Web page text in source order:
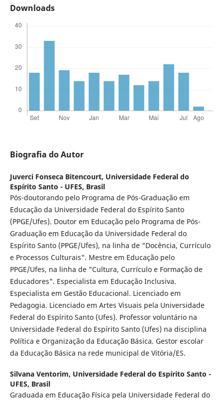
Downloads
Biografia do Autor
Juverci Fonseca Bitencourt, Universidade Federal do
Espírito Santo - UFES, Brasil
Pós-doutorando pelo Programa de Pós-Graduação em
Educação da Universidade Federal do Espírito Santo
(PPGE/Ufes). Doutor em Educação pelo Programa de Pós-
Graduação em Educação da Universidade Federal do
Espírito Santo (PPGE/Ufes), na linha de "Docência, Currículo
e Processos Culturais". Mestre em Educação pelo
PPGE/Ufes, na linha de "Cultura, Currículo e Formação de
Educadores". Especialista em Educação Inclusiva.
Especialista em Gestão Educacional. Licenciado em
Pedagogia. Licenciado em Artes Visuais pela Universidade
Federal do Espírito Santo (Ufes). Professor voluntário na
Universidade Federal do Espírito Santo (Ufes) na disciplina
Política e Organização da Educação Básica. Gestor escolar
da Educação Básica na rede municipal de Vitória/ES.
Silvana Ventorim, Universidade Federal do Espírito Santo -
UFES, Brasil
Graduada em Educação Física pela Universidade Federal do